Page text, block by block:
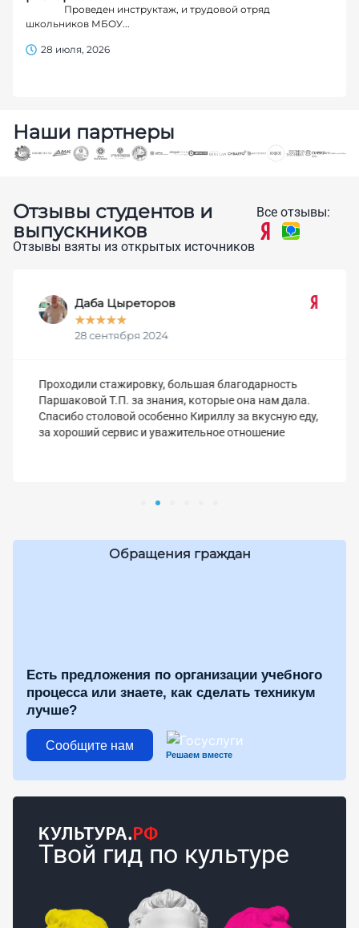
Проведен инструктаж, и трудовой отряд
школьников МБОУ...
28 июля, 2026
Наши партнеры
Отзывы студентов и
выпускников
Все отзывы:
Отзывы взяты из открытых источников
Даба Цыреторов
★★★★★
28 сентября 2024
Проходили стажировку, большая благодарность
Паршаковой Т.П. за знания, которые она нам дала.
Спасибо столовой особенно Кириллу за вкусную еду,
за хороший сервис и уважительное отношение
Обращения граждан
Есть предложения по организации учебного
процесса или знаете, как сделать техникум
лучше?
Сообщите нам
Решаем вместе
Твой гид по культуре